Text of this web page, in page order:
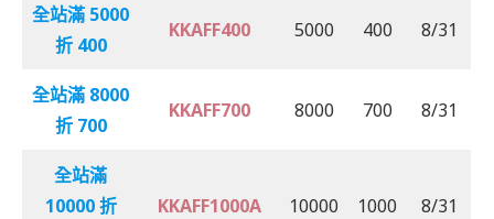
全站滿 5000
折 400
KKAFF400 5000 400 8/31
全站滿 8000
折 700
KKAFF700 8000 700 8/31
全站滿
10000 折
KKAFF1000A 10000 1000 8/31